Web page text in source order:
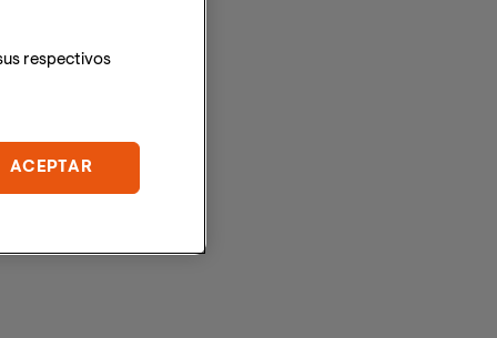
respectivos
ACEPTAR